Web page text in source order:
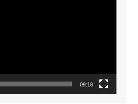
09:18